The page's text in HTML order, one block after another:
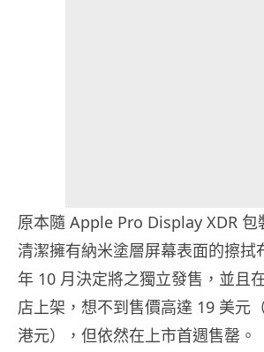
原本隨 Apple Pro Display XDR 包
清潔擁有納米塗層屏幕表面的擦拭
年 10 月決定將之獨立發售，並且
店上架，想不到售價高達 19 美元
港元），但依然在上市首週售罄。